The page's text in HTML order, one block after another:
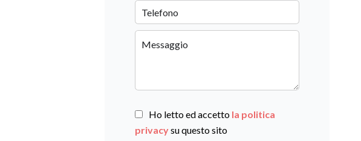
Ho letto ed accetto la politica
privacysu questo sito